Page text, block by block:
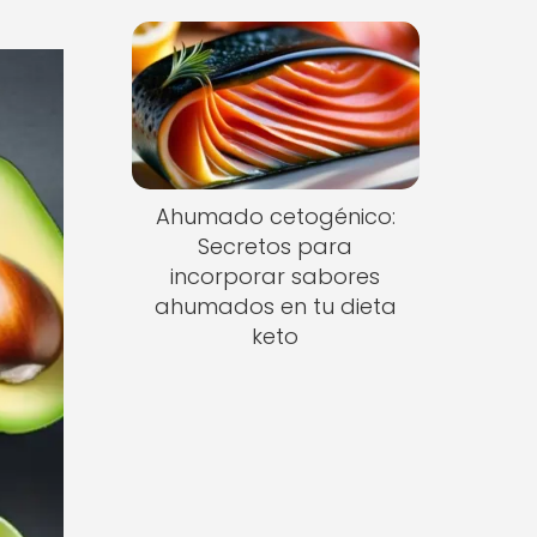
Ahumado cetogénico:
Secretos para
incorporar sabores
ahumados en tu dieta
keto